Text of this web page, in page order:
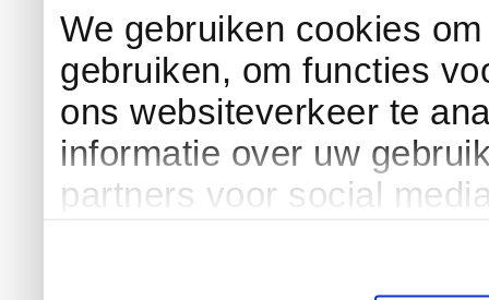
We gebruiken cookies
gebruiken, om functies
ons websiteverkeer te
informatie over uw
partners voor social